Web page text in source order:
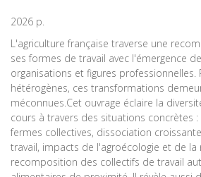
2026 p.
L'agriculture française traverse une
ses formes de travail avec l'émergence
organisations et figures professionnelles.
hétérogènes, ces transformations
méconnues.Cet ouvrage éclaire la
cours à travers des situations concrètes
fermes collectives, dissociation
travail, impacts de l'agroécologie et de
recomposition des collectifs de travail